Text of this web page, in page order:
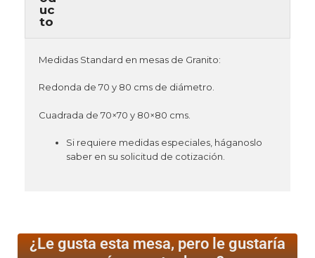
Medidas Standard en mesas de Granito:
Redonda de 70 y 80 cms de diámetro.
Cuadrada de 70×70 y 80×80 cms.
Si requiere medidas especiales, háganoslo
saber en su solicitud de cotización.
¿Le gusta esta mesa, pero le gustaría